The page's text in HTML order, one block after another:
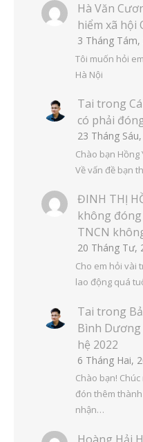
Hà Văn
hiểm xã hội
3 Tháng Tám,
Tôi muốn hỏi
Hà Nội
Tai trong
có phải
23 Tháng
Chào bạn Hồng
Về vấn đề bạn
ĐINH THỊ
không
TNCN
20 Tháng Tư,
Cho em hỏi vài
lao động quá
Tai trong
Bình
hệ 2022
6 Tháng Hai,
Chào bạn!
đón thêm
nhận…